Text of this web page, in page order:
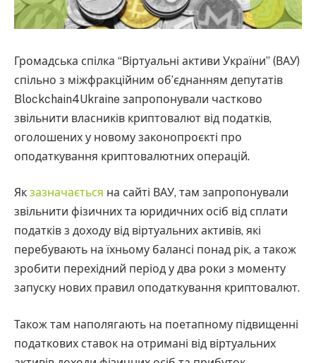
Громадська спілка “Віртуальні активи України” (ВАУ)
спільно з міжфракційним об’єднанням депутатів
Blockchain4Ukraine запропонували частково
звільнити власників криптовалют від податків,
оголошених у новому законопроєкті про
оподаткування криптовалютних операцій.
Як зазначається на сайті ВАУ, там запропонували
звільнити фізичних та юридичних осіб від сплати
податків з доходу від віртуальних активів, які
перебувають на їхньому балансі понад рік, а також
зробити перехідний період у два роки з моменту
запуску нових правил оподаткування криптовалют.
Також там наполягають на поетапному підвищенні
податкових ставок на отримані від віртуальних